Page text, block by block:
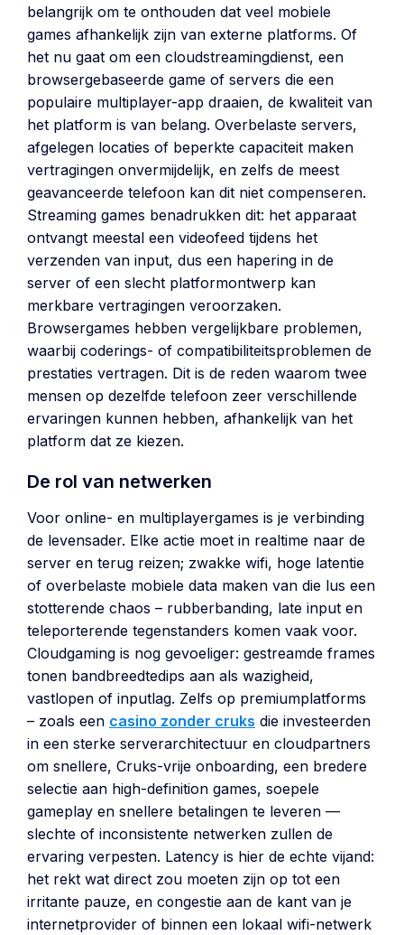
belangrijk om te onthouden dat veel mobiele
games afhankelijk zijn van externe platforms. Of
het nu gaat om een ​​cloudstreamingdienst, een
browsergebaseerde game of servers die een
populaire multiplayer-app draaien, de kwaliteit van
het platform is van belang. Overbelaste servers,
afgelegen locaties of beperkte capaciteit maken
vertragingen onvermijdelijk, en zelfs de meest
geavanceerde telefoon kan dit niet compenseren.
Streaming games benadrukken dit: het apparaat
ontvangt meestal een videofeed tijdens het
verzenden van input, dus een hapering in de
server of een slecht platformontwerp kan
merkbare vertragingen veroorzaken.
Browsergames hebben vergelijkbare problemen,
waarbij coderings- of compatibiliteitsproblemen de
prestaties vertragen. Dit is de reden waarom twee
mensen op dezelfde telefoon zeer verschillende
ervaringen kunnen hebben, afhankelijk van het
platform dat ze kiezen.
De rol van netwerken
Voor online- en multiplayergames is je verbinding
de levensader. Elke actie moet in realtime naar de
server en terug reizen; zwakke wifi, hoge latentie
of overbelaste mobiele data maken van die lus een
stotterende chaos – rubberbanding, late input en
teleporterende tegenstanders komen vaak voor.
Cloudgaming is nog gevoeliger: gestreamde frames
tonen bandbreedtedips aan als wazigheid,
vastlopen of inputlag. Zelfs op premiumplatforms
– zoals een casino zonder cruks die investeerden
in een sterke serverarchitectuur en cloudpartners
om snellere, Cruks-vrije onboarding, een bredere
selectie aan high-definition games, soepele
gameplay en snellere betalingen te leveren —
slechte of inconsistente netwerken zullen de
ervaring verpesten. Latency is hier de echte vijand:
het rekt wat direct zou moeten zijn op tot een
irritante pauze, en congestie aan de kant van je
internetprovider of binnen een lokaal wifi-netwerk